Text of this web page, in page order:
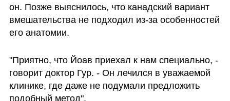
он. Позже выяснилось, что канадский вариант
вмешательства не подходил из-за особенностей
его анатомии.
"Приятно, что Йоав приехал к нам специально, -
говорит доктор Гур. - Он лечился в уважаемой
клинике, где даже не подумали предложить
подобный метод".